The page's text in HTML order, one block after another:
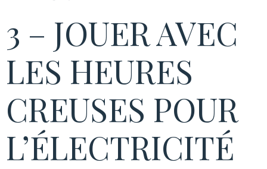
3 – JOUER AVEC
LES HEURES
CREUSES POUR
L’ÉLECTRICITÉ